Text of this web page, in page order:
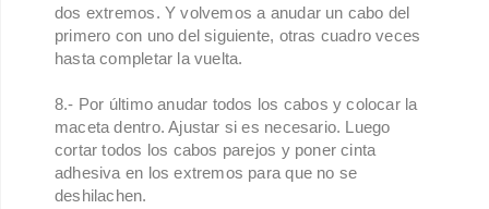
dos extremos. Y volvemos a anudar un cabo del
primero con uno del siguiente, otras cuadro veces
hasta completar la vuelta.
8.- Por último anudar todos los cabos y colocar la
maceta dentro. Ajustar si es necesario. Luego
cortar todos los cabos parejos y poner cinta
adhesiva en los extremos para que no se
deshilachen.